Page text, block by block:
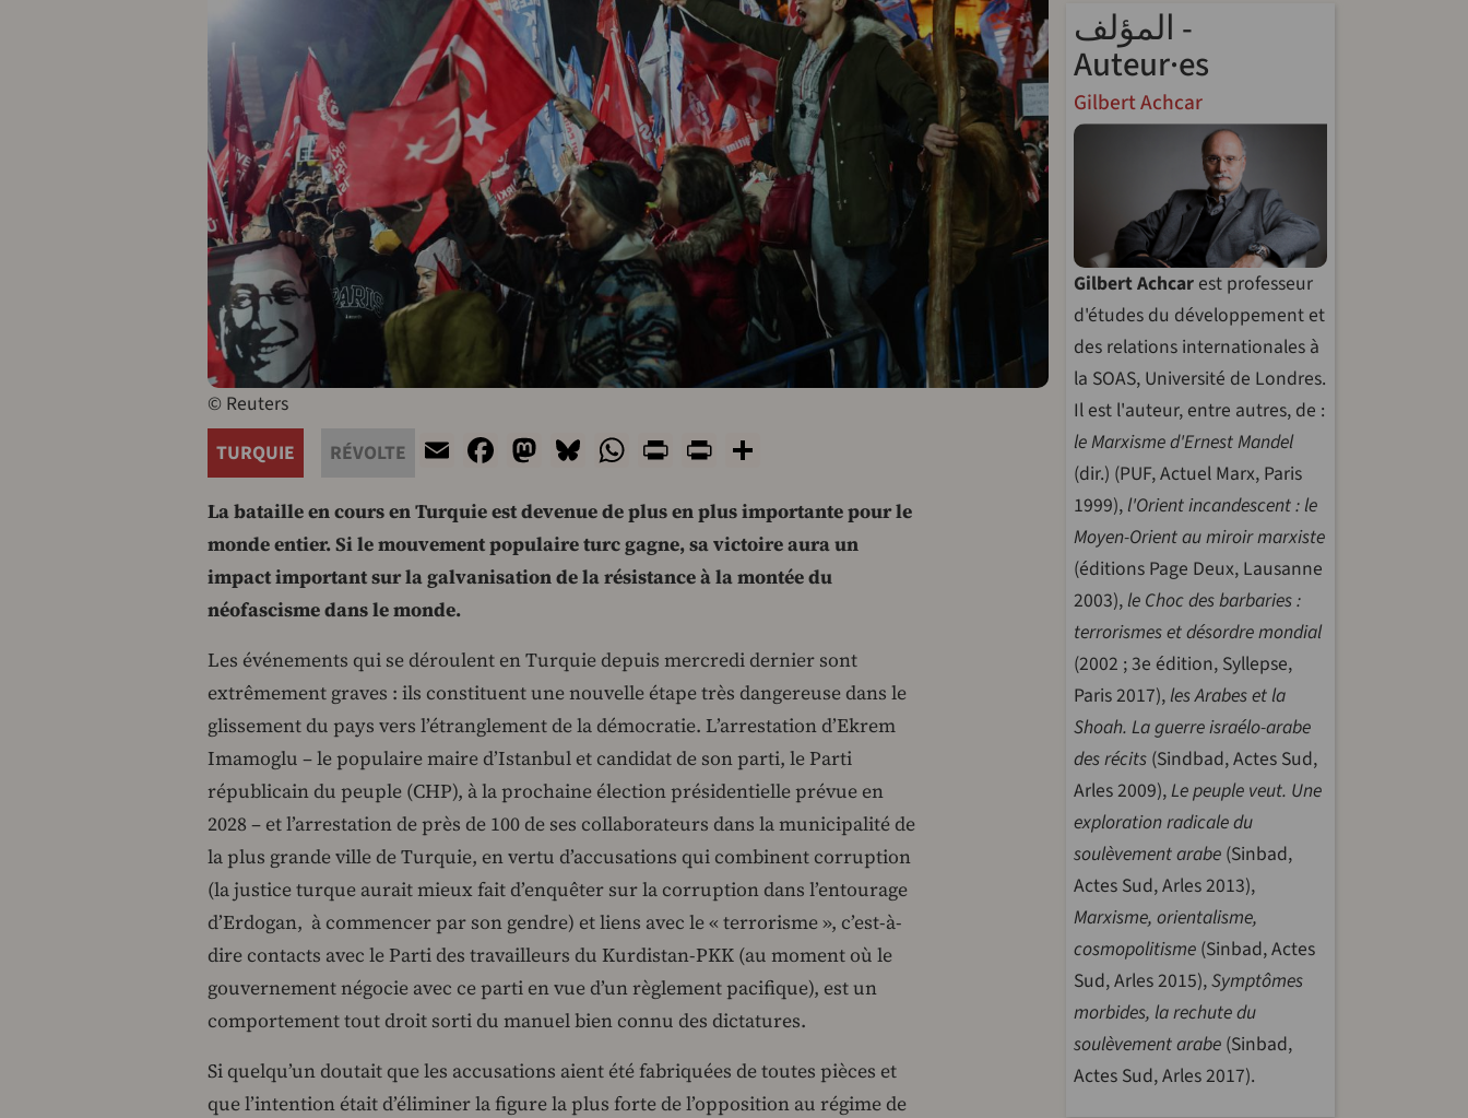
© Reuters
TURQUIE
RÉVOLTE EmailFacebook
Mastodon
Bluesky
WhatsApp
PrintPrintFriendly
La bataille en cours en Turquie est devenue de plus en plus importante pour le
monde entier. Si le mouvement populaire turc gagne, sa victoire aura un
impact important sur la galvanisation de la résistance à la montée du
néofascisme dans le monde.
Les événements qui se déroulent en Turquie depuis mercredi dernier sont
extrêmement graves : ils constituent une nouvelle étape très dangereuse dans le
glissement du pays vers l’étranglement de la démocratie. L’arrestation d’Ekrem
Imamoglu – le populaire maire d’Istanbul et candidat de son parti, le Parti
républicain du peuple (CHP), à la prochaine élection présidentielle prévue en
2028 – et l’arrestation de près de 100 de ses collaborateurs dans la municipalité de
la plus grande ville de Turquie, en vertu d’accusations qui combinent corruption
(la justice turque aurait mieux fait d’enquêter sur la corruption dans l’entourage
d’Erdogan, à commencer par son gendre) et liens avec le « terrorisme », c’est-à-
dire contacts avec le Parti des travailleurs du Kurdistan-PKK (au moment où le
gouvernement négocie avec ce parti en vue d’un règlement pacifique), est un
comportement tout droit sorti du manuel bien connu des dictatures.
Si quelqu’un doutait que les accusations aient été fabriquées de toutes pièces et
que l’intention était d’éliminer la figure la plus forte de l’opposition au régime de
المؤلف -
Auteur·es
Gilbert Achcar
Gilbert Achcar est professeur
d'études du développement et
des relations internationales à
la SOAS, Université de Londres.
Il est l'auteur, entre autres, de :
le Marxisme d'Ernest Mandel
(dir.) (PUF, Actuel Marx, Paris
1999), l'Orient incandescent : le
Moyen-Orient au miroir marxiste
(éditions Page Deux, Lausanne
2003), le Choc des barbaries :
terrorismes et désordre mondial
(2002 ; 3e édition, Syllepse,
Paris 2017), les Arabes et la
Shoah. La guerre israélo-arabe
des récits (Sindbad, Actes Sud,
Arles 2009),Le peuple veut. Une
exploration radicale du
soulèvement arabe (Sinbad,
Actes Sud, Arles 2013),
Marxisme, orientalisme,
cosmopolitisme (Sinbad, Actes
Sud, Arles 2015),Symptômes
morbides, la rechute du
soulèvement arabe (Sinbad,
Actes Sud, Arles 2017).